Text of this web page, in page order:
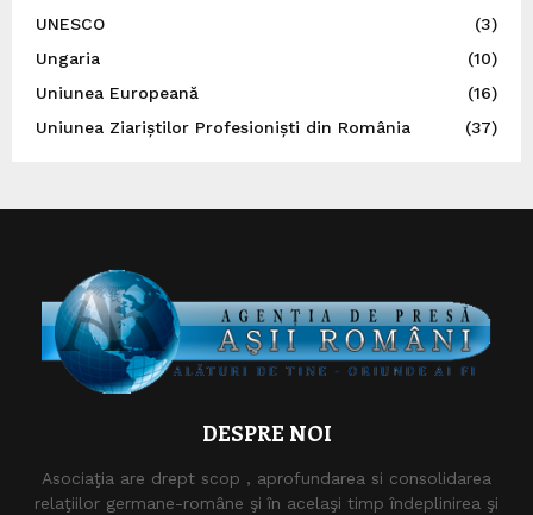
UNESCO
(3)
Ungaria
(10)
Uniunea Europeană
(16)
Uniunea Ziariștilor Profesioniști din România
(37)
DESPRE NOI
Asociaţia are drept scop , aprofundarea si consolidarea
relaţiilor germane-române şi în acelaşi timp îndeplinirea şi